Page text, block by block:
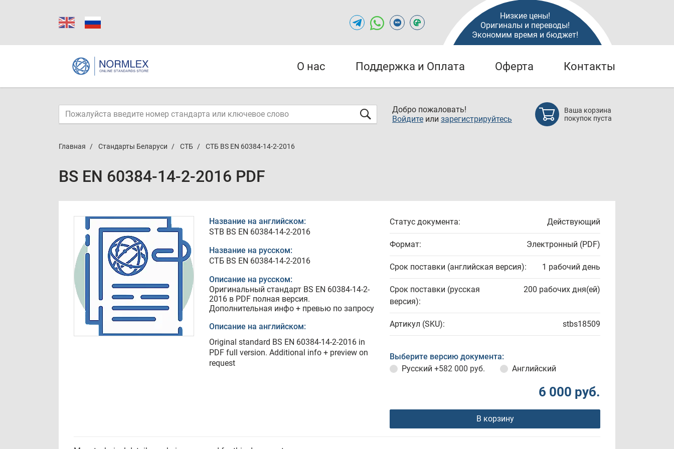
Низкие цены!
Оригиналы и переводы!
Экономим время и бюджет!
О нас Поддержка и Оплата Оферта Контакты
Добро пожаловать!
Войдите или зарегистрируйтесь
Ваша корзина
покупок пуста
Главная Стандарты Беларуси СТБ СТБ BS EN 60384-14-2-2016
BS EN 60384-14-2-2016 PDF
Название на английском:
STB BS EN 60384-14-2-2016
Название на русском:
СТБ BS EN 60384-14-2-2016
Описание на русском:
Оригинальный стандарт BS EN 60384-14-2-
2016 в PDF полная версия.
Дополнительная инфо + превью по запросу
Описание на английском:
Original standard BS EN 60384-14-2-2016 in
PDF full version. Additional info + preview on
request
Статус документа: Действующий
Формат: Электронный (PDF)
Срок поставки (английская версия): 1 рабочий день
Срок поставки (русская
версия):
200 рабочих дня(ей)
Артикул (SKU): stbs18509
Выберите версию документа:
Русский +582 000 руб. Английский
6 000 руб.
В корзину